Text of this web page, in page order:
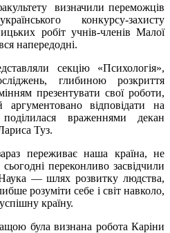
визначили переможців
конкурсу-захисту
робіт учнів-членів Малої
напередодні.
секцію «Психологія»,
глибиною розкриття
презентувати свої роботи,
відповідати на
враженнями декан
Туз.
переживає наша країна, не
переконливо засвідчили
— шлях розвитку людства,
розуміти себе і світ навколо,
країну.
була визнана робота Каріни